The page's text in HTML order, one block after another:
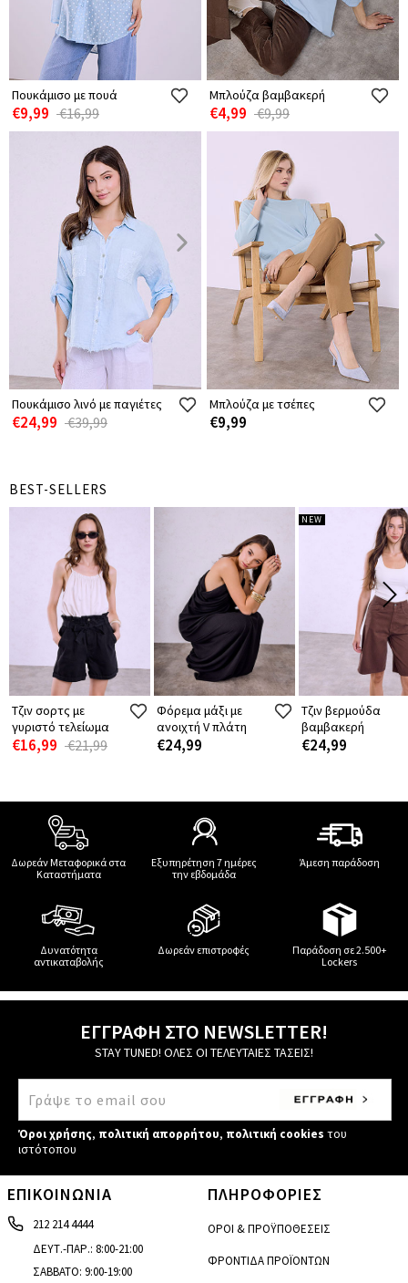
Πουκάμισο με πουά
€9,99 €16,99
Μπλούζα βαμβακερή
€4,99 €9,99
Πουκάμισο λινό με παγιέτες
€24,99 €39,99
Μπλούζα με τσέπες
€9,99
BEST-SELLERS
Τζιν σορτς με
γυριστό τελείωμα
€16,99 €21,99
Φόρεμα μάξι με
ανοιχτή V πλάτη
€24,99
NEW
Τζιν βερμούδα
βαμβακερή
€24,99
Δωρεάν Μεταφορικά στα
Καταστήματα
Εξυπηρέτηση 7 ημέρες
την εβδομάδα
Άμεση παράδοση
Δυνατότητα
αντικαταβολής
Δωρεάν επιστροφές
Παράδοση σε 2.500+
Lockers
ΕΓΓΡΑΦΗ ΣΤΟ NEWSLETTER!
STAY TUNED! ΟΛΕΣ ΟΙ ΤΕΛΕΥΤΑΙΕΣ ΤΑΣΕΙΣ!
Όροι χρήσης, πολιτική απορρήτου, πολιτική cookies του
ιστότοπου
ΕΠΙΚΟΙΝΩΝΙΑ
212 214 4444
ΔΕΥΤ.-ΠΑΡ.: 8:00-21:00
ΣΑΒΒΑΤΟ: 9:00-19:00
ΠΛΗΡΟΦΟΡΙΕΣ
ΟΡΟΙ & ΠΡΟΫΠΟΘΕΣΕΙΣ
ΦΡΟΝΤΙΔΑ ΠΡΟΪΟΝΤΩΝ